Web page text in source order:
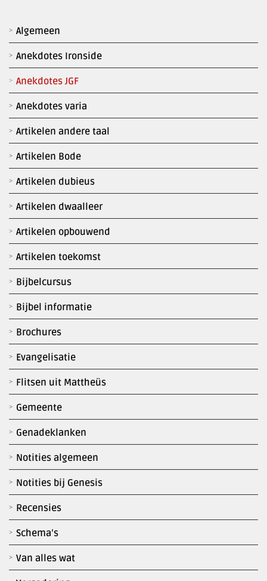
Algemeen
Anekdotes Ironside
Anekdotes JGF
Anekdotes varia
Artikelen andere taal
Artikelen Bode
Artikelen dubieus
Artikelen dwaalleer
Artikelen opbouwend
Artikelen toekomst
Bijbelcursus
Bijbel informatie
Brochures
Evangelisatie
Flitsen uit Mattheüs
Gemeente
Genadeklanken
Notities algemeen
Notities bij Genesis
Recensies
Schema’s
Van alles wat